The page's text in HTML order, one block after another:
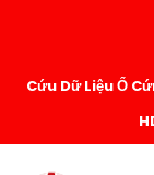
Cứu Dữ Liệu Ổ